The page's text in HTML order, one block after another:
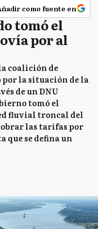
como fuente en
tomó el
por al
coalición de
por la situación de la
de un DNU
tomó el
fluvial troncal del
las tarifas por
que se defina un